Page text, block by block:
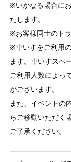
※いかなる場合に
たします。
※お客様同士のト
※車いすをご利用
ます。車いすスペ
ご利用人数によっ
がございます。
また、イベントの
らご移動いただく
ご了承ください。